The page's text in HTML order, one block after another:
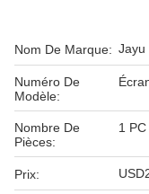
Nom De Marque: Jayu
Numéro De
Modèle:
Nombre De
Pièces:
1 PC
Prix: